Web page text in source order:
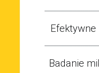
Efektywne
Badanie